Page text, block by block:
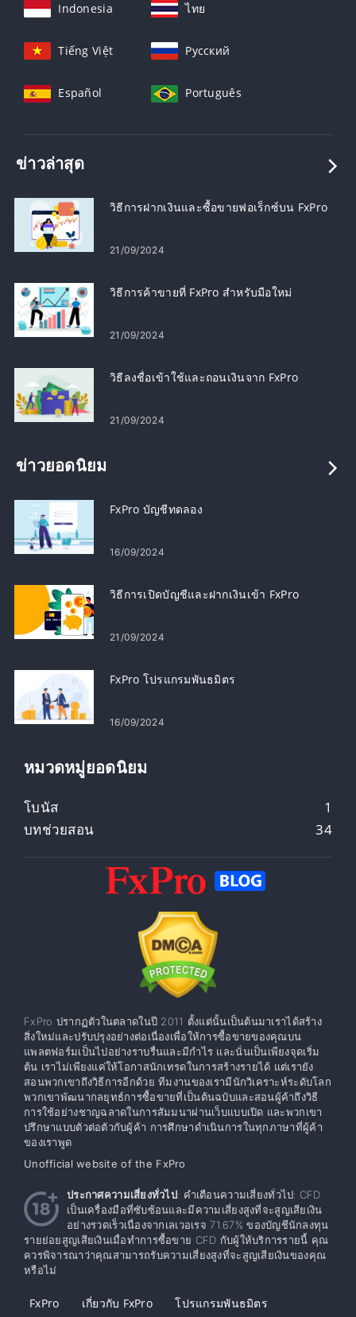
Indonesia ไทย
Tiếng Việt Русский
Español Português
ข่าวล่าสุด
วิธีการฝากเงินและซื้อขายฟอเร็กซ์บน FxPro
21/09/2024
วิธีการค้าขายที่ FxPro สำหรับมือใหม่
21/09/2024
วิธีลงชื่อเข้าใช้และถอนเงินจาก FxPro
21/09/2024
ข่าวยอดนิยม
FxPro บัญชีทดลอง
16/09/2024
วิธีการเปิดบัญชีและฝากเงินเข้า FxPro
21/09/2024
FxPro โปรแกรมพันธมิตร
16/09/2024
หมวดหมู่ยอดนิยม
โบนัส
1
บทช่วยสอน
34
FxPro ปรากฏตัวในตลาดในปี 2011 ตั้งแต่นั้นเป็นต้นมาเราได้สร้าง
สิ่งใหม่และปรับปรุงอย่างต่อเนื่องเพื่อให้การซื้อขายของคุณบน
แพลตฟอร์มเป็นไปอย่างราบรื่นและมีกำไร และนั่นเป็นเพียงจุดเริ่ม
ต้น เราไม่เพียงแค่ให้โอกาสนักเทรดในการสร้างรายได้ แต่เรายัง
สอนพวกเขาถึงวิธีการอีกด้วย ทีมงานของเรามีนักวิเคราะห์ระดับโลก
พวกเขาพัฒนากลยุทธ์การซื้อขายที่เป็นต้นฉบับและสอนผู้ค้าถึงวิธี
การใช้อย่างชาญฉลาดในการสัมมนาผ่านเว็บแบบเปิด และพวกเขา
ปรึกษาแบบตัวต่อตัวกับผู้ค้า การศึกษาดำเนินการในทุกภาษาที่ผู้ค้า
ของเราพูด
Unofficial website of the FxPro
ประกาศความเสี่ยงทั่วไป: คำเตือนความเสี่ยงทั่วไป: CFD
เป็นเครื่องมือที่ซับซ้อนและมีความเสี่ยงสูงที่จะสูญเสียเงิน
อย่างรวดเร็วเนื่องจากเลเวอเรจ 71.67% ของบัญชีนักลงทุน
รายย่อยสูญเสียเงินเมื่อทำการซื้อขาย CFD กับผู้ให้บริการรายนี้ คุณ
ควรพิจารณาว่าคุณสามารถรับความเสี่ยงสูงที่จะสูญเสียเงินของคุณ
หรือไม่
FxPro เกี่ยวกับ FxPro โปรแกรมพันธมิตร